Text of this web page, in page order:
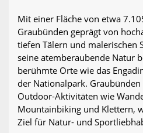
Mit einer Fläche von etwa
Graubünden geprägt von
tiefen Tälern und malerischen
seine atemberaubende Natur
berühmte Orte wie das
der Nationalpark.
Outdoor-Aktivitäten wie
Mountainbiking und Klettern,
Ziel für Natur- und